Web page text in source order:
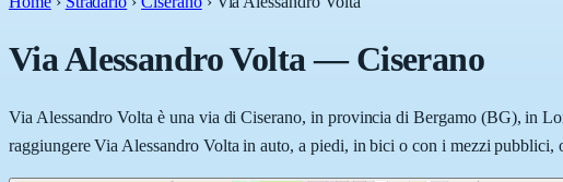
Via Alessandro Volta—Ciserano
Via Alessandro Volta è una via di Ciserano, in provincia di Bergamo (BG), in
raggiungere Via Alessandro Volta in auto, a piedi, in bici o con i mezzi pubblici,